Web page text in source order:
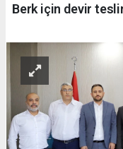
Berk için devir